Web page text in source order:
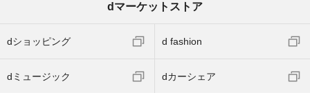
dマーケットストア
dショッピング d fashion
dミュージック dカーシェア